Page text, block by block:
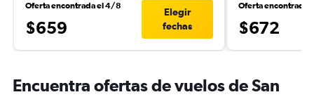
Oferta encontrada el 4/8
$659
Elegir
fechas
Oferta encontrada
$672
Encuentra ofertas de vuelos de San